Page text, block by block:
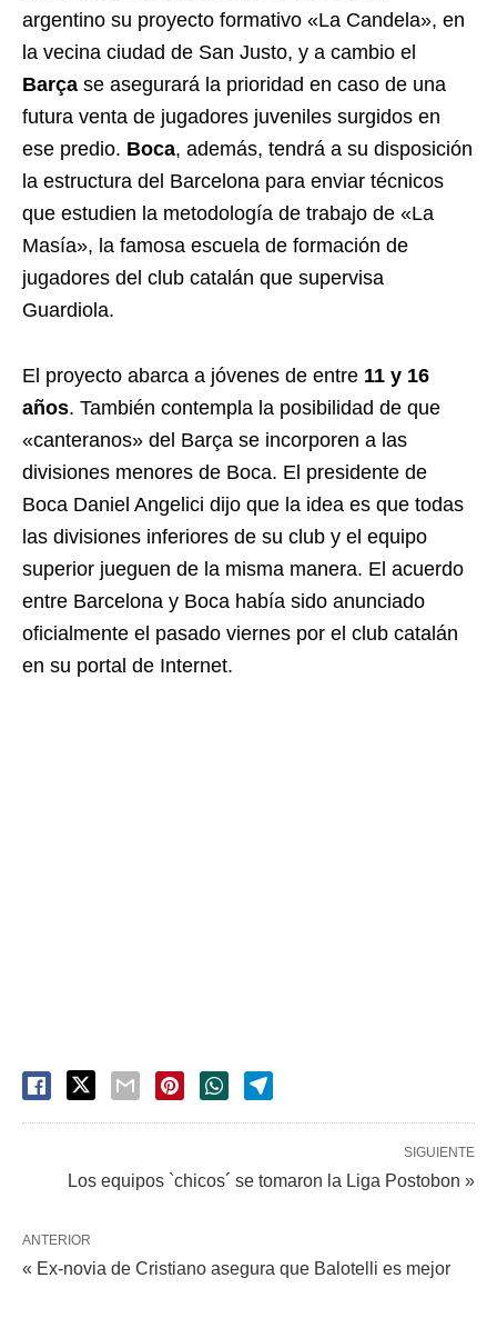
argentino su proyecto formativo «La Candela», en
la vecina ciudad de San Justo, y a cambio el
Barça se asegurará la prioridad en caso de una
futura venta de jugadores juveniles surgidos en
ese predio. Boca, además, tendrá a su disposición
la estructura del Barcelona para enviar técnicos
que estudien la metodología de trabajo de «La
Masía», la famosa escuela de formación de
jugadores del club catalán que supervisa
Guardiola.
El proyecto abarca a jóvenes de entre 11 y 16
años. También contempla la posibilidad de que
«canteranos» del Barça se incorporen a las
divisiones menores de Boca. El presidente de
Boca Daniel Angelici dijo que la idea es que todas
las divisiones inferiores de su club y el equipo
superior jueguen de la misma manera. El acuerdo
entre Barcelona y Boca había sido anunciado
oficialmente el pasado viernes por el club catalán
en su portal de Internet.
SIGUIENTE
Los equipos `chicos´ se tomaron la Liga Postobon »
ANTERIOR
« Ex-novia de Cristiano asegura que Balotelli es mejor